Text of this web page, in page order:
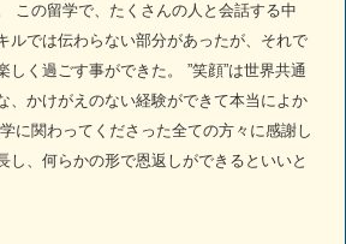
この留学で、たくさんの人と会話する中
ルでは伝わらない部分があったが、それで
しく過ごす事ができた。 ”笑顔”は世界共通
、かけがえのない経験ができて本当によか
に関わってくださった全ての方々に感謝し
し、何らかの形で恩返しができるといいと